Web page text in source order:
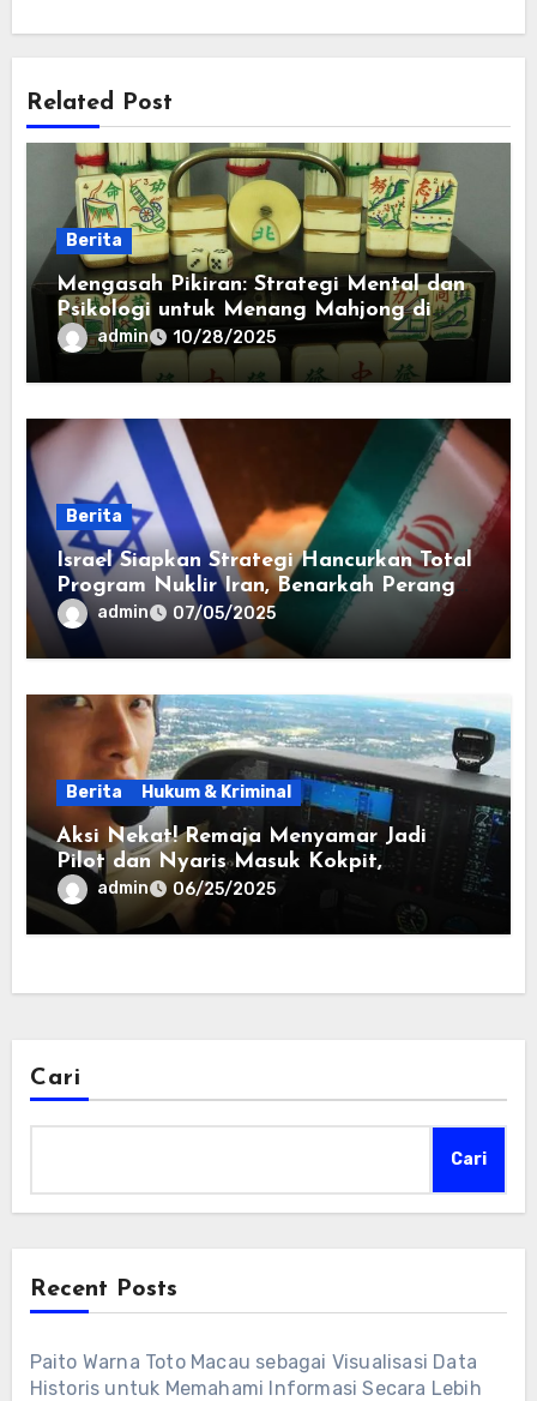
Related Post
Berita
Mengasah Pikiran: Strategi Mental dan
Psikologi untuk Menang Mahjong di
Kasino
admin 10/28/2025
Berita
Israel Siapkan Strategi Hancurkan Total
Program Nuklir Iran, Benarkah Perang
di Depan Mata?
admin 07/05/2025
Berita Hukum & Kriminal
Aksi Nekat! Remaja Menyamar Jadi
Pilot dan Nyaris Masuk Kokpit,
Hebohkan Warganet
admin 06/25/2025
Cari
Cari
Recent Posts
Paito Warna Toto Macau sebagai Visualisasi Data
Historis untuk Memahami Informasi Secara Lebih